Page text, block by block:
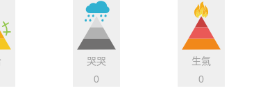
哭哭
0
生氣
0